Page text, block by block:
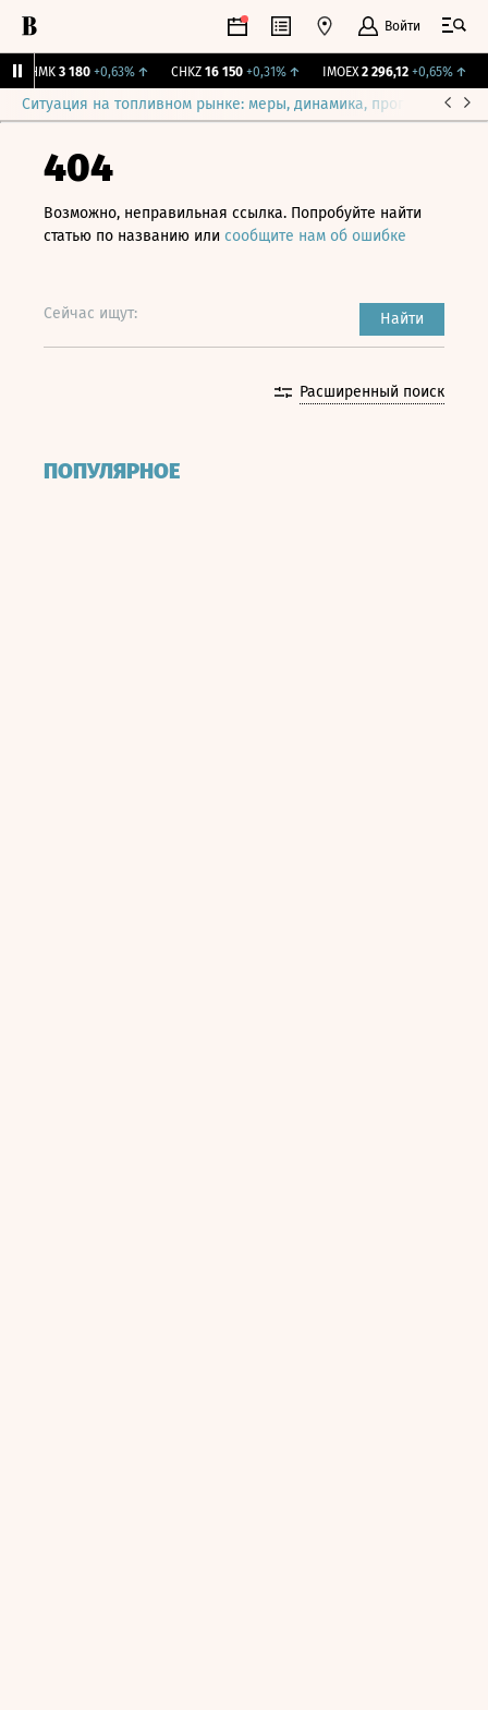
Войти
CHMK 3 180 +0,63%↑ CHKZ 16 150 +0,31% ↑ IMOEX 2 296,12 +0,65%↑
Ситуация на топливном рынке: меры, динамика, прогнозы
404
Возможно, неправильная ссылка. Попробуйте найти
статью по названию или сообщите нам об ошибке
Сейчас ищут: Найти
Расширенный поиск
ПОПУЛЯРНОЕ